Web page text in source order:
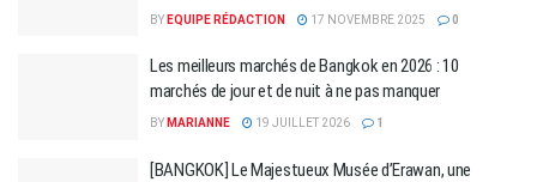
BY EQUIPE RÉDACTION 17 NOVEMBRE 2025 0
Les meilleurs marchés de Bangkok en 2026 : 10
marchés de jour et de nuit à ne pas manquer
BY MARIANNE 19 JUILLET 2026 1
[BANGKOK] Le Majestueux Musée d’Erawan, une